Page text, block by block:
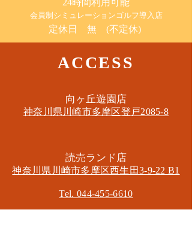
24時間利用可能
​会員制シミュレーションゴルフ導入店
定休日 無 (不定休)
ACCESS
​向ヶ丘遊園店
神奈川県川崎市多摩区​登戸2085-8
​読売ランド店
神奈川県川崎市多摩区​西生田3-9-22 B1
Tel. 044-455-6610